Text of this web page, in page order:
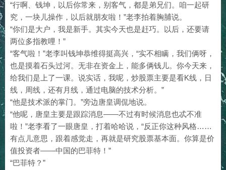
“行啊、钱坤，以后你常来，别客气，都是弟兄们。咱一起研
究，一块儿操作，以后就朋友啦！”老李拍着胸脯说。
“你们是大户，我是新手。其实今天也是赶巧。以后，还要请
两位多指教哩！”
“客气啦！”老李叫钱坤恭维得挺高兴，“实不相瞒，我们俩呀，
也是摸着石头过河。无非在资金上，能多俩钱儿。你今天来，
给我们是上了一课。说实话，我呢，炒股票主要是看K线，日
线，周线，还有月线，通过电脑的技术分析。”
“他是技术派的掌门。”旁边唐皇调侃地说。
“他呢，唐皇主要是跟踪消息——不过有时候消息也忒不准
啦！”老李看了一眼唐皇，打着哈哈说，“反正你这种风格……
有点儿意思，跟着感觉走，再就是研究股票基本面。你算是价
值投资者——中国的巴菲特！”
“巴菲特？”